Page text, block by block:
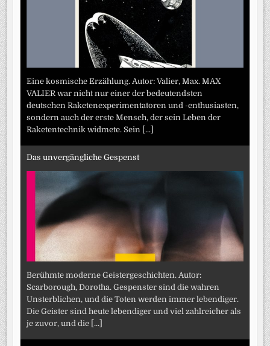
Eine kosmische Erzählung. Autor: Valier, Max. MAX
VALIER war nicht nur einer der bedeutendsten
deutschen Raketenexperimentatoren und -enthusiasten,
sondern auch der erste Mensch, der sein Leben der
Raketentechnik widmete. Sein
[...]
Das unvergängliche Gespenst
Berühmte moderne Geistergeschichten. Autor:
Scarborough, Dorotha. Gespenster sind die wahren
Unsterblichen, und die Toten werden immer lebendiger.
Die Geister sind heute lebendiger und viel zahlreicher als
je zuvor, und die [...]